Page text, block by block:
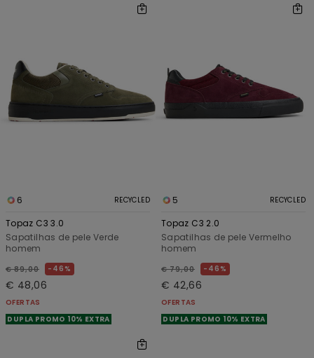
6 RECYCLED
Topaz C3 3.0
Sapatilhas de pele Verde
homem
€ 89,00 46%
€ 48,06
OFERTAS
DUPLA PROMO 10% EXTRA
5 RECYCLED
Topaz C3 2.0
Sapatilhas de pele Vermelho
homem
€ 79,00 46%
€ 42,66
OFERTAS
DUPLA PROMO 10% EXTRA